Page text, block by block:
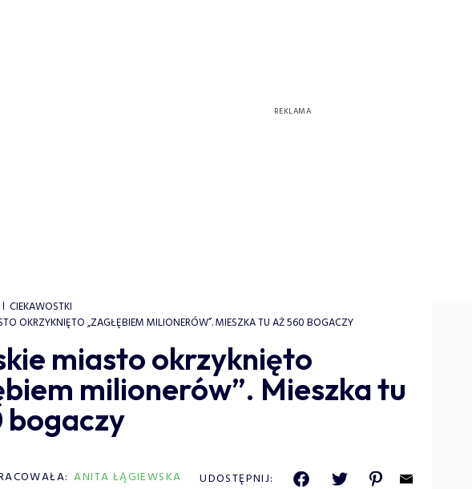
CIEKAWOSTKI
OKRZYKNIĘTO „ZAGŁĘBIEM MILIONERÓW”. MIESZKA TU AŻ 560 BOGACZY
miasto okrzyknięto
milionerów”. Mieszka tu
bogaczy
ANITA ŁĄGIEWSKA UDOSTĘPNIJ: